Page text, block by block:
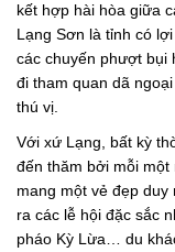
kết hợp hài hòa giữa
Lạng Sơn là tỉnh có
các chuyến phượt bụi
đi tham quan dã
thú vị.
Với xứ Lạng, bất kỳ
đến thăm bởi mỗi
mang một vẻ đẹp
ra các lễ hội đặc sắc
pháo Kỳ Lừa… du